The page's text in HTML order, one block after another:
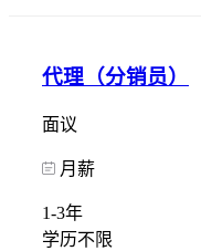
代理（分销员）
面议
月薪
1-3年
学历不限